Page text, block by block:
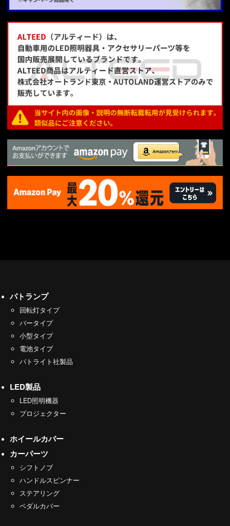
パトランプ
回転灯タイプ
バータイプ
小型タイプ
電池タイプ
パトライト社製品
LED製品
LED照明機器
プロジェクター
ホイールカバー
カーパーツ
シフトノブ
ハンドルスピンナー
ステアリング
ペダルカバー